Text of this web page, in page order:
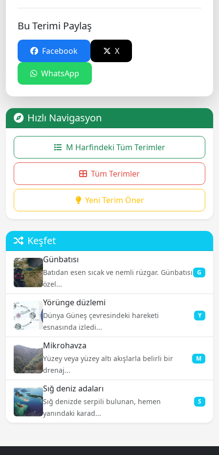
Bu Terimi Paylaş
Facebook X
WhatsApp
Hızlı Navigasyon
M Harfindeki Tüm Terimler
Tüm Terimler
Yeni Terim Öner
Keşfet
Günbatısı
Batıdan esen sıcak ve nemli rüzgar. Günbatısı
özel...
G
Yörünge düzlemi
Dünya Güneş çevresindeki hareketi
esnasında izledi...
Y
Mikrohavza
Yüzey veya yüzey altı akışlarla belirli bir
drenaj...
M
Sığ deniz adaları
Sığ denizde serpili bulunan, hemen
yanındaki karad...
S